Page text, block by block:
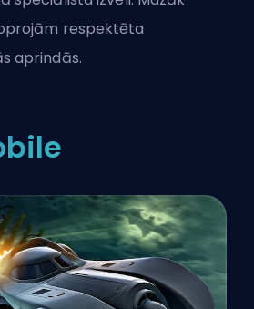
respektēta
aprindās.